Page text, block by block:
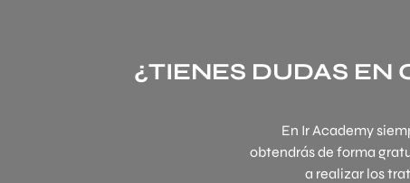
¿TIENES DUDAS EN
En Ir Academy
obtendrás de forma
a realizar los